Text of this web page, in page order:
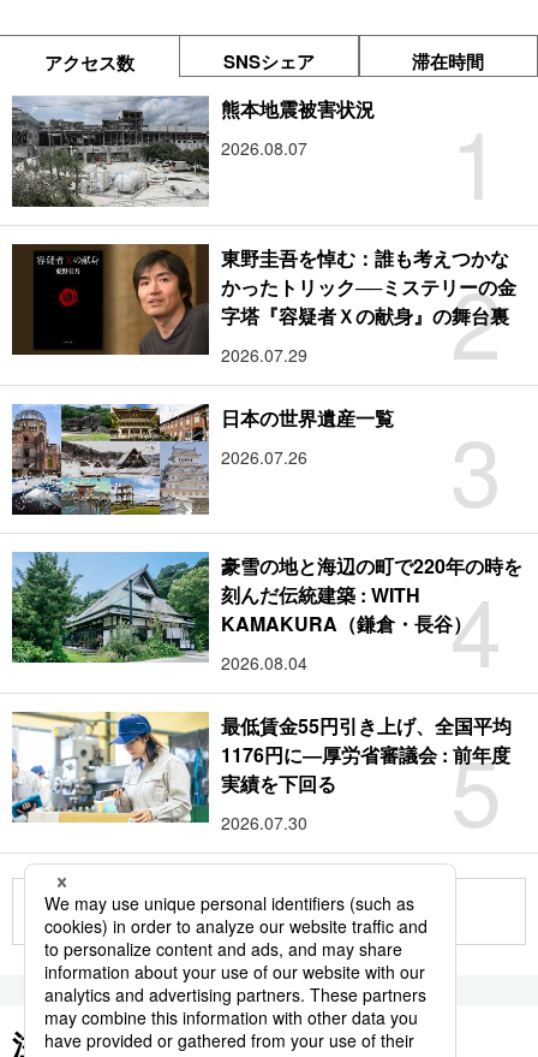
アクセス数 SNSシェア 滞在時間
1
熊本地震被害状況
2026.08.07
2
東野圭吾を悼む：誰も考えつかな
かったトリック──ミステリーの金
字塔『容疑者Ｘの献身』の舞台裏
2026.07.29
3
日本の世界遺産一覧
2026.07.26
4
豪雪の地と海辺の町で220年の時を
刻んだ伝統建築 : WITH
KAMAKURA（鎌倉・長谷）
2026.08.04
5
最低賃金55円引き上げ、全国平均
1176円に―厚労省審議会 : 前年度
実績を下回る
2026.07.30
もっと見る
注目のキーワード